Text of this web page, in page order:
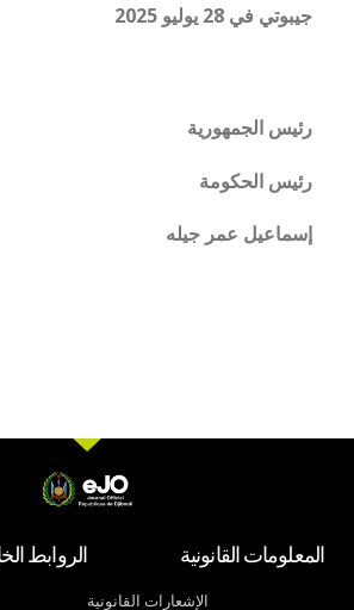
جيبوتي في 28 يوليو 2025
رئيس الجمهورية
رئيس الحكومة
إسماعيل عمر جيله
المعلومات القانونية
الإشعارات القانونية
الروابط